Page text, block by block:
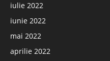
iulie 2022
iunie 2022
mai 2022
aprilie 2022